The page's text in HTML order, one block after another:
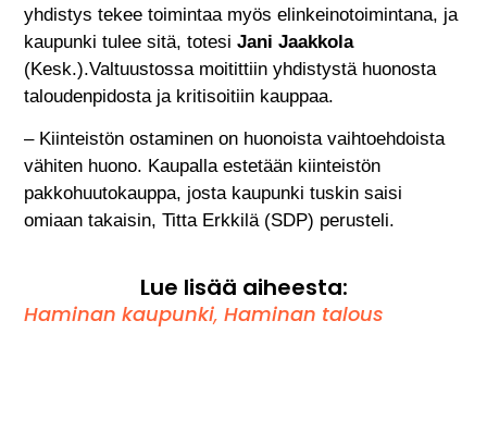
yhdistys tekee toimintaa myös elinkeinotoimintana, ja
kaupunki tulee sitä, totesiJani Jaakkola
(Kesk.).Valtuustossa moitittiin yhdistystä huonosta
taloudenpidosta ja kritisoitiin kauppaa.
– Kiinteistön ostaminen on huonoista vaihtoehdoista
vähiten huono. Kaupalla estetään kiinteistön
pakkohuutokauppa, josta kaupunki tuskin saisi
omiaan takaisin, Titta Erkkilä (SDP) perusteli.
Lue lisää aiheesta:
Haminan kaupunki,Haminan talous